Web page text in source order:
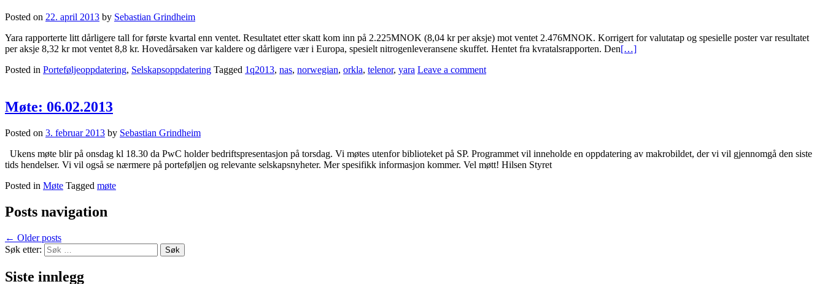
Posted on 22. april 2013 by Sebastian Grindheim
Yara rapporterte litt dårligere tall for første kvartal enn ventet. Resultatet etter skatt kom inn på 2.225MNOK (8,04 kr per aksje) mot ventet 2.476MNOK. Korrigert for valutatap og spesielle poster var resultatet
per aksje 8,32 kr mot ventet 8,8 kr. Hovedårsaken var kaldere og dårligere vær i Europa, spesielt nitrogenleveransene skuffet. Hentet fra kvratalsrapporten. Den[…]
Posted in Porteføljeoppdatering, Selskapsoppdatering Tagged 1q2013, nas, norwegian, orkla, telenor, yara Leave a comment
Møte: 06.02.2013
Posted on 3. februar 2013 by Sebastian Grindheim
Ukens møte blir på onsdag kl 18.30 da PwC holder bedriftspresentasjon på torsdag. Vi møtes utenfor biblioteket på SP. Programmet vil inneholde en oppdatering av makrobildet, der vi vil gjennomgå den siste
tids hendelser. Vi vil også se nærmere på porteføljen og relevante selskapsnyheter. Mer spesifikk informasjon kommer. Vel møtt! Hilsen Styret
Posted in Møte Tagged møte
Posts navigation
← Older posts
Søk etter:
Siste innlegg